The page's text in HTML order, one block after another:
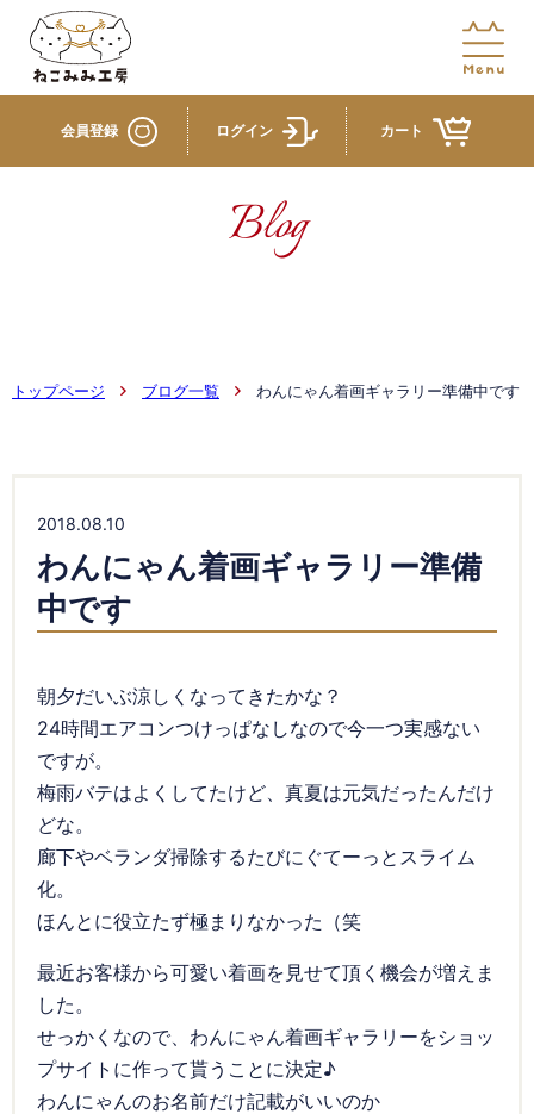
会員登録 ログイン カート
Blog
トップページ ブログ一覧 わんにゃん着画ギャラリー準備中です
2018.08.10
わんにゃん着画ギャラリー準備
中です
朝夕だいぶ涼しくなってきたかな？
24時間エアコンつけっぱなしなので今一つ実感ない
ですが。
梅雨バテはよくしてたけど、真夏は元気だったんだけ
どな。
廊下やベランダ掃除するたびにぐてーっとスライム
化。
ほんとに役立たず極まりなかった（笑
最近お客様から可愛い着画を見せて頂く機会が増えま
した。
せっかくなので、わんにゃん着画ギャラリーをショッ
プサイトに作って貰うことに決定♪
わんにゃんのお名前だけ記載がいいのか